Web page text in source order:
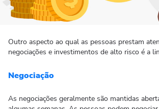
Outro aspecto ao qual as pessoas prestam
negociações e investimentos de alto risco é a
Negociação
As negociações geralmente são mantidas